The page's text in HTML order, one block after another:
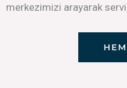
merkezimizi arayarak